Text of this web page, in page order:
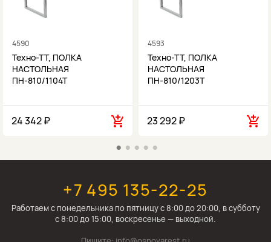
4590
Техно-ТТ, ПОЛКА
НАСТОЛЬНАЯ
ПН-810/1104Т
24 342 ₽
4593
Техно-ТТ, ПОЛКА
НАСТОЛЬНАЯ
ПН-810/1203Т
23 292 ₽
+7 495 135-22-25
Работаем c понедельника по пятницу с 8:00 до 20:00, в субботу
с 8:00 до 15:00, воскресенье — выходной.